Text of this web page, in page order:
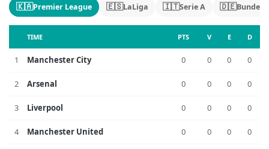
🇰🇦Premier League 🇪🇸LaLiga 🇮🇹Serie A 🇩🇪
TIME PTS V E D
1 Manchester City 0 0 0 0
2 Arsenal 0 0 0 0
3 Liverpool 0 0 0 0
4 Manchester United 0 0 0 0